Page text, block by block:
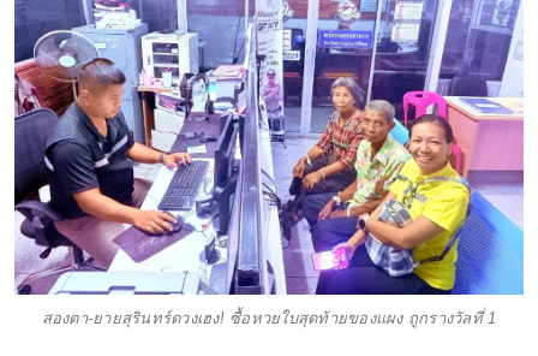
สองตา-ยายสุรินทร์ดวงเฮง! ซื้อหวยใบสุดท้ายของแผง ถูกรางวัลที่ 1